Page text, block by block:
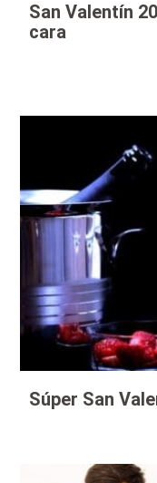
San Valentín
cara
Súper San